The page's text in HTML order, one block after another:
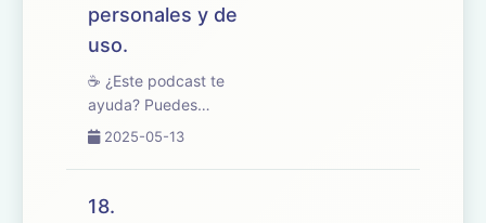
personales y de
uso.
☕ ¿Este podcast te
ayuda? Puedes
apoyarlo en
🎧 En este episodio
desarrollamos el tema
2025-05-13
18.